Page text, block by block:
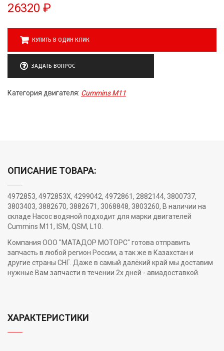
26320 ₽
КУПИТЬ В ОДИН КЛИК
ЗАДАТЬ ВОПРОС
Категория двигателя: Cummins M11
ОПИСАНИЕ ТОВАРА:
4972853, 4972853X, 4299042, 4972861, 2882144, 3800737,
3803403, 3882670, 3882671, 3068848, 3803260, В наличии на
складе Насос водяной подходит для марки двигателей
Cummins M11, ISM, QSM, L10.
Компания ООО "МАТАДОР МОТОРС" готова отправить
запчасть в любой регион России, а так же в Казахстан и
другие страны СНГ. Даже в самый далёкий край мы доставим
нужные Вам запчасти в течении 2х дней - авиадоставкой.
ХАРАКТЕРИСТИКИ